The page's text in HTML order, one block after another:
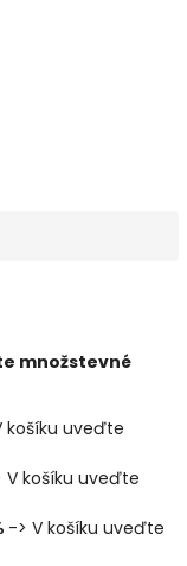
množstevné
košíku uveďte
V košíku uveďte
-> V košíku uveďte